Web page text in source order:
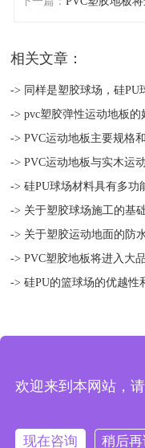
相关文章：
-> 同样是塑胶球场，硅PU
-> pvc塑胶弹性运动地板的
-> PVC运动地板主要规格
-> PVC运动地板与实木运
-> 硅PU球场材料具有多功
-> 关于塑胶球场施工的基
-> 关于塑胶运动地面的防
-> PVC塑胶地板将进入大
-> 硅PU的篮球场的优越性
版权所有 © 2018-2021 扬
13052573号-1
欢迎来到本网站，
现在咨询 稍后